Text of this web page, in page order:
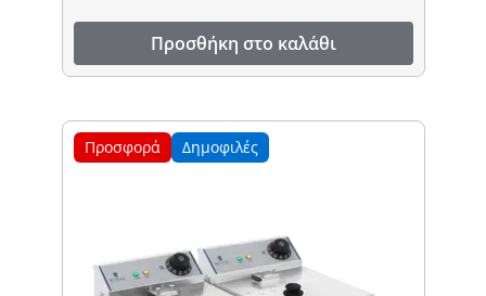
Προσθήκη στο καλάθι
Προσφορά Δημοφιλές